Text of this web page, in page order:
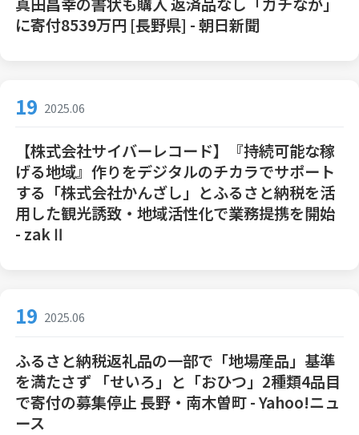
に寄付8539万円 [長野県] - 朝日新聞
19 2025.06
【株式会社サイバーレコード】『持続可能な稼
げる地域』作りをデジタルのチカラでサポート
する「株式会社かんざし」とふるさと納税を活
用した観光誘致・地域活性化で業務提携を開始
- zakⅡ
19 2025.06
ふるさと納税返礼品の一部で「地場産品」基準
を満たさず 「せいろ」と「おひつ」2種類4品目
で寄付の募集停止 長野・南木曽町 - Yahoo!ニュ
ース